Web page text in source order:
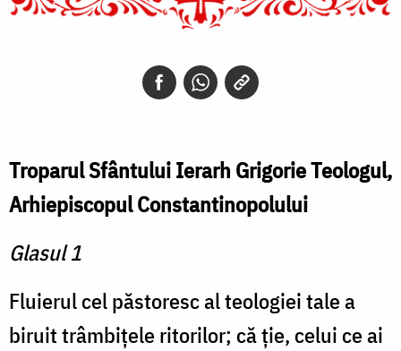
Troparul Sfântului Ierarh Grigorie Teologul,
Arhiepiscopul Constantinopolului
Glasul 1
Fluierul cel păstoresc al teologiei tale a
biruit trâmbiţele ritorilor; că ţie, celui ce ai